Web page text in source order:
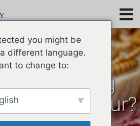
untuk
cacing
tempat tidur?
you might be
different language.
to change to: